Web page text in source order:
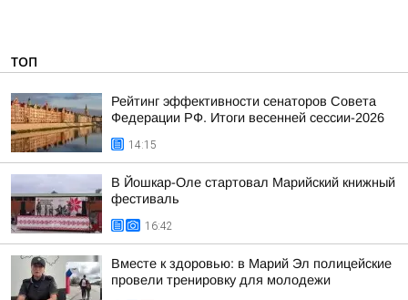
ТОП
Рейтинг эффективности сенаторов Совета
Федерации РФ. Итоги весенней сессии-2026
14:15
В Йошкар-Оле стартовал Марийский книжный
фестиваль
16:42
Вместе к здоровью: в Марий Эл полицейские
провели тренировку для молодежи